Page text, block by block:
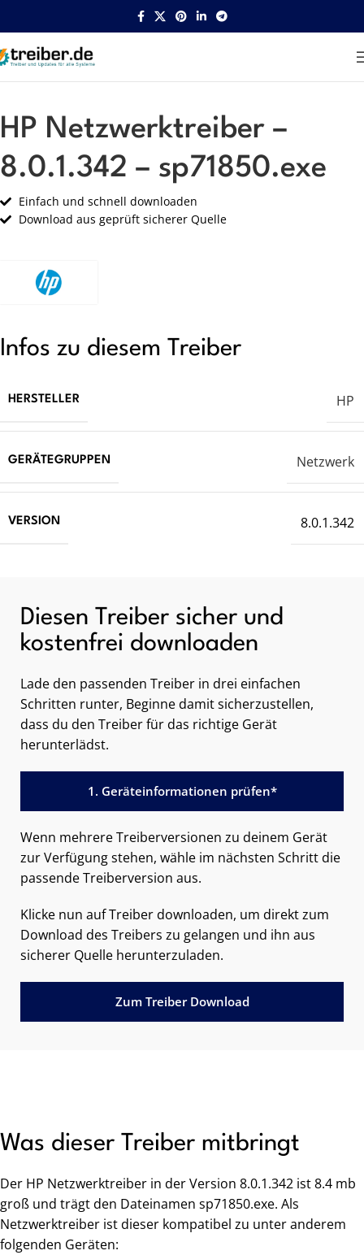
Startseite HP Netzwerk
HP Netzwerktreiber –
8.0.1.342 – sp71850.exe
Einfach und schnell downloaden
Download aus geprüft sicherer Quelle
Infos zu diesem Treiber
HERSTELLER HP
GERÄTEGRUPPEN Netzwerk
VERSION 8.0.1.342
Diesen Treiber sicher und
kostenfrei downloaden
Lade den passenden Treiber in drei einfachen
Schritten runter, Beginne damit sicherzustellen,
dass du den Treiber für das richtige Gerät
herunterlädst.
1. Geräteinformationen prüfen*
Wenn mehrere Treiberversionen zu deinem Gerät
zur Verfügung stehen, wähle im nächsten Schritt die
passende Treiberversion aus.
Klicke nun auf Treiber downloaden, um direkt zum
Download des Treibers zu gelangen und ihn aus
sicherer Quelle herunterzuladen.
Zum Treiber Download
Was dieser Treiber mitbringt
Der HP Netzwerktreiber in der Version 8.0.1.342 ist 8.4 mb
groß und trägt den Dateinamen sp71850.exe. Als
Netzwerktreiber ist dieser kompatibel zu unter anderem
folgenden Geräten: